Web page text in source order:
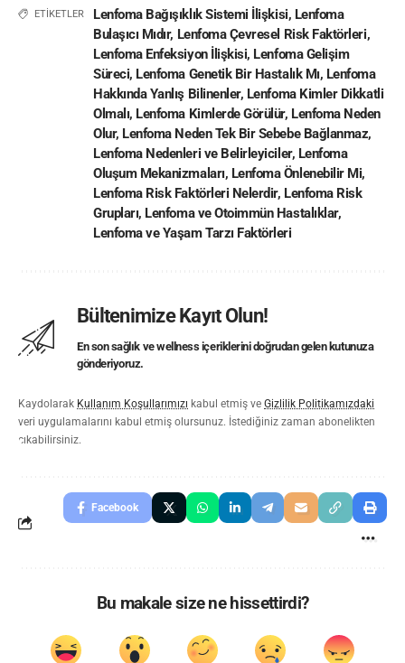
ETİKETLER Lenfoma Bağışıklık Sistemi İlişkisi, Lenfoma
Bulaşıcı Mıdır, Lenfoma Çevresel Risk Faktörleri,
Lenfoma Enfeksiyon İlişkisi, Lenfoma Gelişim
Süreci, Lenfoma Genetik Bir Hastalık Mı, Lenfoma
Hakkında Yanlış Bilinenler, Lenfoma Kimler Dikkatli
Olmalı, Lenfoma Kimlerde Görülür, Lenfoma Neden
Olur, Lenfoma Neden Tek Bir Sebebe Bağlanmaz,
Lenfoma Nedenleri ve Belirleyiciler, Lenfoma
Oluşum Mekanizmaları, Lenfoma Önlenebilir Mi,
Lenfoma Risk Faktörleri Nelerdir, Lenfoma Risk
Grupları, Lenfoma ve Otoimmün Hastalıklar,
Lenfoma ve Yaşam Tarzı Faktörleri
Bültenimize Kayıt Olun!
En son sağlık ve wellness içeriklerini doğrudan gelen kutunuza
gönderiyoruz.
Kaydolarak Kullanım Koşullarımızı kabul etmiş ve Gizlilik Politikamızdaki
veri uygulamalarını kabul etmiş olursunuz. İstediğiniz zaman abonelikten
çıkabilirsiniz.
Facebook
Bu makale size ne hissettirdi?